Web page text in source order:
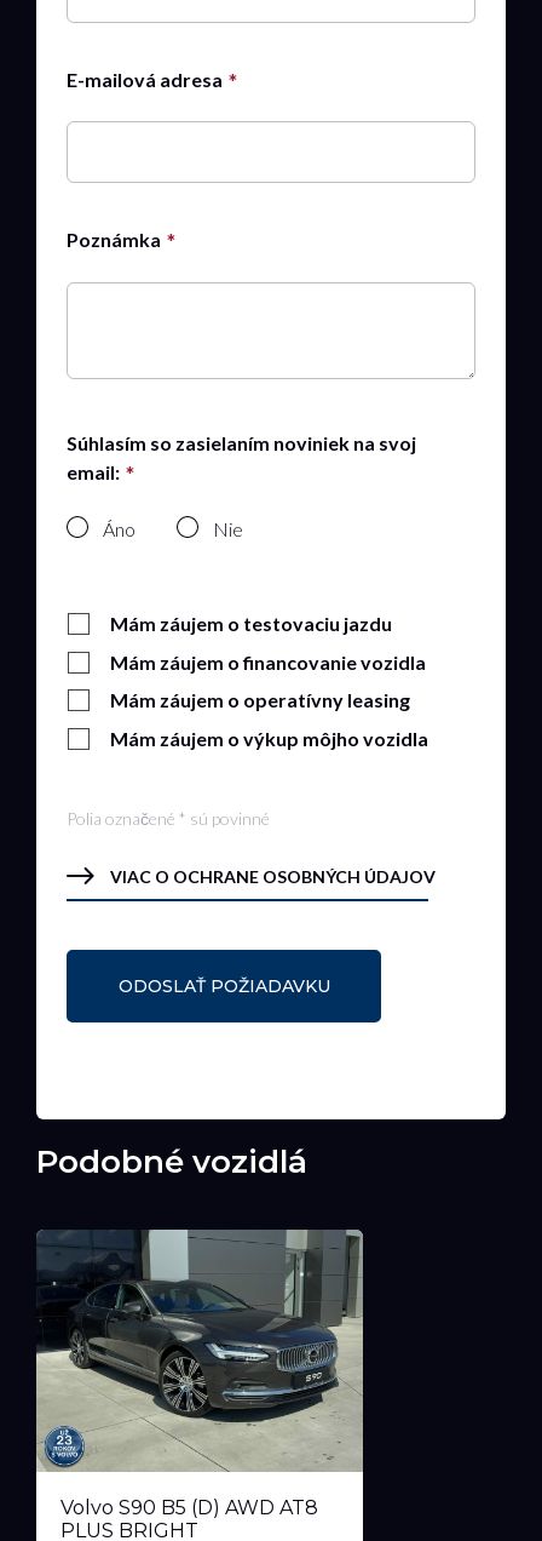
E-mailová adresa
Poznámka
Súhlasím so zasielaním noviniek na svoj
email:
Áno Nie
Mám záujem o testovaciu jazdu
Mám záujem o financovanie vozidla
Mám záujem o operatívny leasing
Mám záujem o výkup môjho vozidla
Polia označené * sú povinné
VIAC O OCHRANE OSOBNÝCH ÚDAJOV
Podobné vozidlá
Volvo S90 B5 (D) AWD AT8
PLUS BRIGHT